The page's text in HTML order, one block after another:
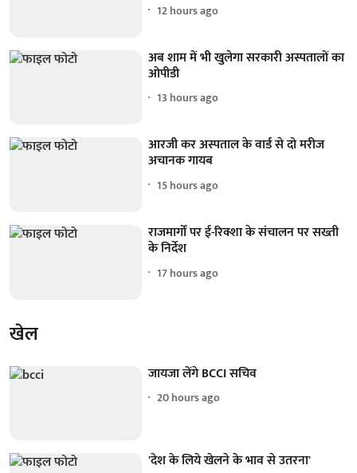
12 hours ago
अब शाम में भी खुलेगा सरकारी अस्पतालों का
ओपीडी
13 hours ago
आरजी कर अस्पताल के वार्ड से दो मरीज
अचानक गायब
15 hours ago
राजमार्गों पर ई-रिक्शा के संचालन पर सख्ती
के निर्देश
17 hours ago
खेल
जायजा लेंगे BCCI सचिव
20 hours ago
'देश के लिये खेलने के भाव से उतरना'